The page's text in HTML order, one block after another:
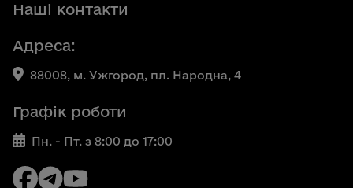
Наші контакти
Адреса:
88008, м. Ужгород, пл. Народна, 4
Графік роботи
Пн. - Пт. з 8:00 до 17:00